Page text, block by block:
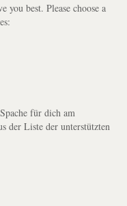
you best. Please choose a
für dich am
der Liste der unterstützten